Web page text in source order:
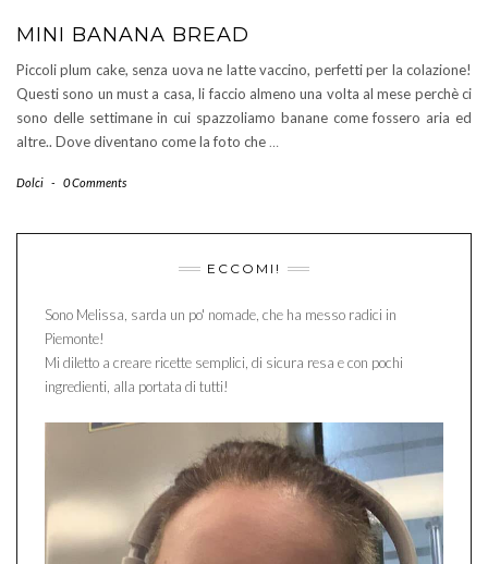
MINI BANANA BREAD
Piccoli plum cake, senza uova ne latte vaccino, perfetti per la colazione!
Questi sono un must a casa, li faccio almeno una volta al mese perchè ci
sono delle settimane in cui spazzoliamo banane come fossero aria ed
altre.. Dove diventano come la foto che …
Dolci - 0 Comments
ECCOMI!
Sono Melissa, sarda un po' nomade, che ha messo radici in
Piemonte!
Mi diletto a creare ricette semplici, di sicura resa e con pochi
ingredienti, alla portata di tutti!